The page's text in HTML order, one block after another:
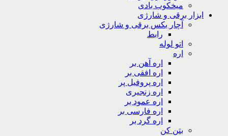
میخکوب بادی
ابزار برقی و شارژی
آچار بکس برقی و شارژی
رابط
اتو لوله
اره
اره آهن بر
اره افقی بر
اره پروفیل پر
اره زنجیری
اره عمود بر
اره فارسی بر
اره گرد بر
بتن کن